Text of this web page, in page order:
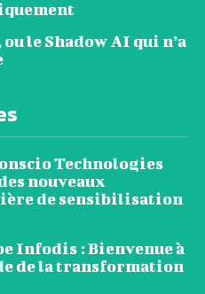
le Shadow AI qui n’a
Technologies
nouveaux
de sensibilisation
Infodis : Bienvenue à
de la transformation